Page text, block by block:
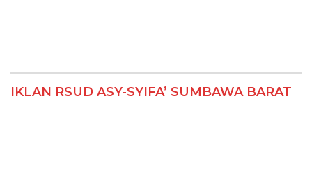
IKLAN RSUD ASY-SYIFA’ SUMBAWA BARAT